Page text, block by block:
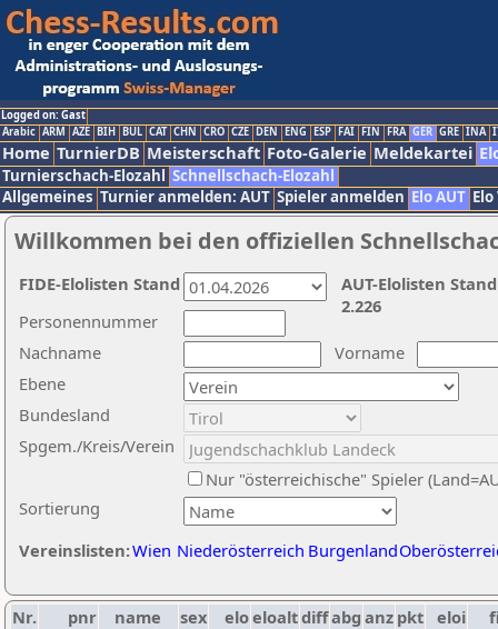
Logged on: Gast
Arabic ARM AZE BIH BUL CAT CHN CRO CZE DEN ENG ESP FAI FIN FRA GER GRE INA
Home TurnierDB Meisterschaft Foto-Galerie Meldekartei
Turnierschach-Elozahl Schnellschach-Elozahl
Allgemeines Turnier anmelden: AUT Spieler anmelden Elo AUT
Willkommen bei den offiziellen
Nachname
Vorname
Ebene
Sortierung
Personennummer
Bundesland
Spgem./Kreis/Verein
Nur "österreichische" Spieler
Vereinslisten:Wien Niederösterreich Burgenland
AUT-Elolisten
2.226
FIDE-Elolisten Stand
Nr. pnr name sex eloeloaltdiffabg anz pkt eloi